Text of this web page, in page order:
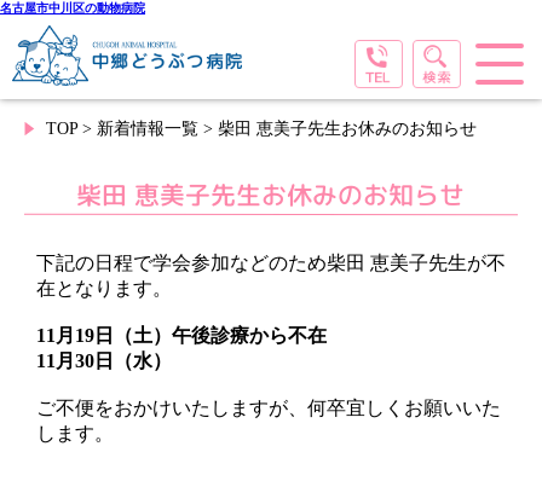
名古屋市中川区の動物病院
TOP> 新着情報一覧 > 柴田 恵美子先生お休みのお知らせ
柴田 恵美子先生お休みのお知らせ
下記の日程で学会参加などのため柴田 恵美子先生が不
在となります。
11月19日（土）午後診療から不在
11月30日（水）
ご不便をおかけいたしますが、何卒宜しくお願いいた
します。